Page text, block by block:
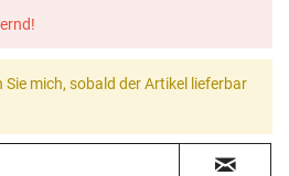
Sie mich, sobald der Artikel lieferbar